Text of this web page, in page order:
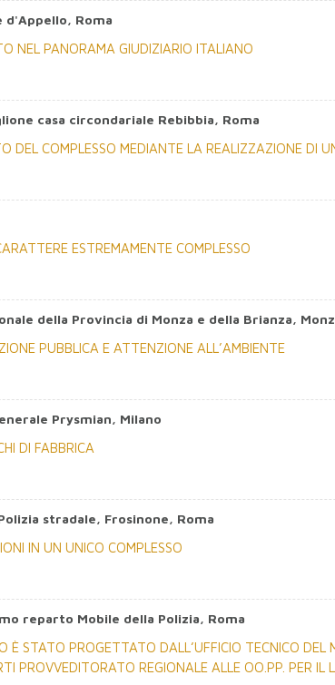
d'Appello, Roma
NEL PANORAMA GIUDIZIARIO ITALIANO
casa circondariale Rebibbia, Roma
DEL COMPLESSO MEDIANTE LA REALIZZAZIONE DI
ESTREMAMENTE COMPLESSO
della Provincia di Monza e della Brianza,
PUBBLICA E ATTENZIONE ALL’AMBIENTE
Prysmian, Milano
DI FABBRICA
stradale, Frosinone, Roma
IN UN UNICO COMPLESSO
reparto Mobile della Polizia, Roma
È STATO PROGETTATO DALL’UFFICIO TECNICO DEL
PROVVEDITORATO REGIONALE ALLE OO.PP. PER IL